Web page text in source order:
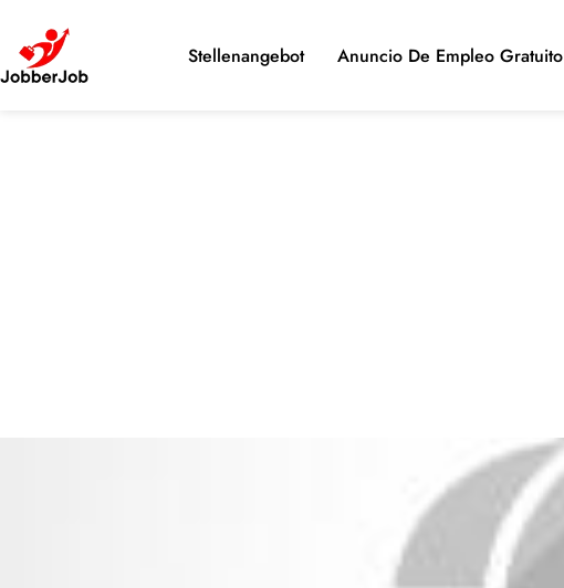
Stellenangebot Anuncio De Empleo Gratuito